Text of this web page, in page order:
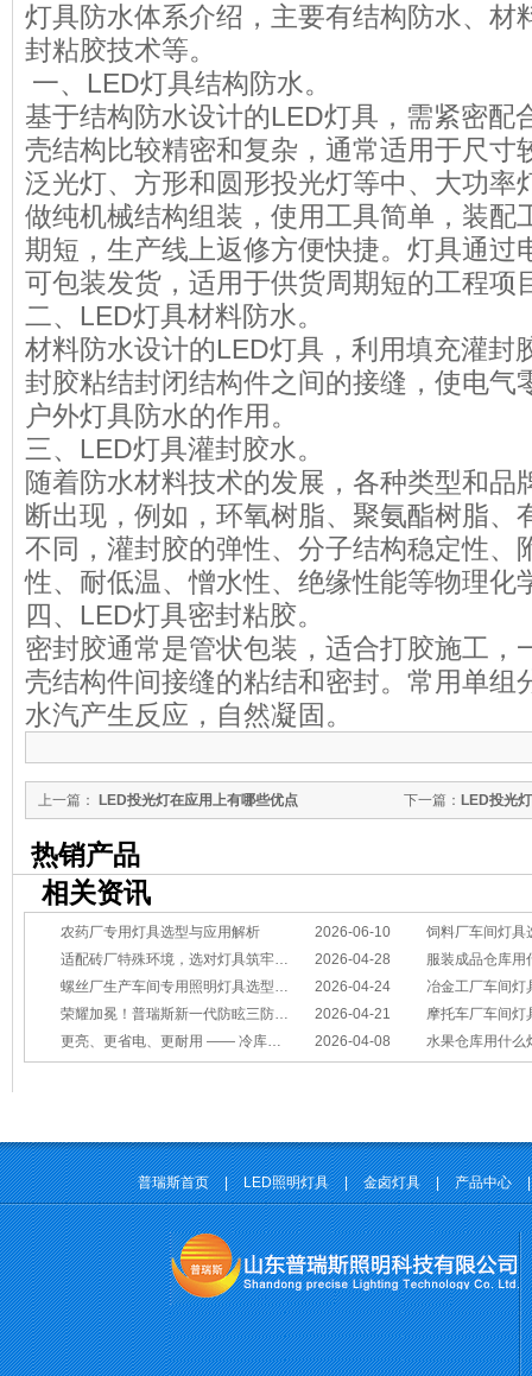
灯具防水体系介绍，主要有结构防水、材
封粘胶技术等。
一、LED灯具结构防水。
基于结构防水设计的LED灯具，需紧密配
壳结构比较精密和复杂，通常适用于尺寸
泛光灯、方形和圆形投光灯等中、大功率
做纯机械结构组装，使用工具简单，装配
期短，生产线上返修方便快捷。灯具通过
可包装发货，适用于供货周期短的工程项
二、LED灯具材料防水。
材料防水设计的LED灯具，利用填充灌封
封胶粘结封闭结构件之间的接缝，使电气
户外灯具防水的作用。
三、LED灯具灌封胶水。
随着防水材料技术的发展，各种类型和品
断出现，例如，环氧树脂、聚氨酯树脂、
不同，灌封胶的弹性、分子结构稳定性、
性、耐低温、憎水性、绝缘性能等物理化
四、LED灯具密封粘胶。
密封胶通常是管状包装，适合打胶施工，
壳结构件间接缝的粘结和密封。常用单组
水汽产生反应，自然凝固。
下一篇： LED投光
上一篇： LED投光灯在应用上有哪些优点
热销产品
相关资讯
2026-06-10
农药厂专用灯具选型与应用解析
饲料厂车间灯具
2026-04-28
适配砖厂特殊环境，选对灯具筑牢生产安全线
服装成品仓库用
2026-04-24
螺丝厂生产车间专用照明灯具选型方案
冶金工厂车间灯具选型指南：
2026-04-21
荣耀加冕！普瑞斯新一代防眩三防灯BC-L斩获2026阿拉丁神灯奖
摩托车厂车间灯具怎么选？
2026-04-08
更亮、更省电、更耐用 —— 冷库照明优选 水果仓库用什么
普瑞斯首页 | LED照明灯具 | 金卤灯具 | 产品中心 |